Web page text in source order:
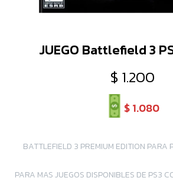
JUEGO Battlefield 3
$ 1.200
$1.080
BATTLEFIELD 3 PREMIUM EDITION
PARA MAS JUEGOS DISPONIBLES DE PS3